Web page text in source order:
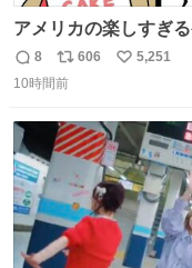
アメリカの楽しすぎ
返
信
8
リ
ポ
ト
数
606
い
数
5,251
10時間前